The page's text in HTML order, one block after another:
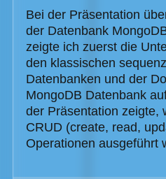
Bei der Präsentation
der Datenbank
zeigte ich zuerst die
den klassischen
Datenbanken und der
MongoDB Datenbank
der Präsentation zeigte,
CRUD (create, read,
Operationen ausgeführt